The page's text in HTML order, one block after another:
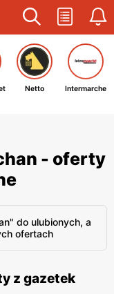
Netto Intermarche
- oferty
do ulubionych, a
ofertach
z gazetek